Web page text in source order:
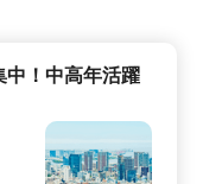
中！中高年活躍